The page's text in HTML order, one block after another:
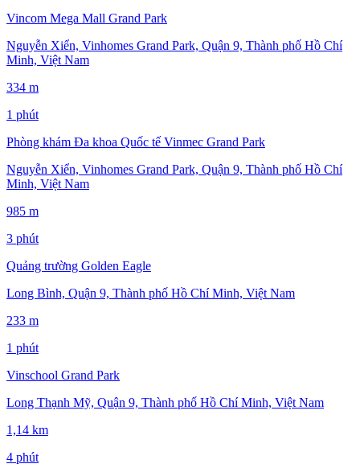
Vincom Mega Mall Grand Park
Nguyễn Xiển, Vinhomes Grand Park, Quận 9, Thành phố Hồ Chí
Minh, Việt Nam
334 m
1 phút
Phòng khám Đa khoa Quốc tế Vinmec Grand Park
Nguyễn Xiển, Vinhomes Grand Park, Quận 9, Thành phố Hồ Chí
Minh, Việt Nam
985 m
3 phút
Quảng trường Golden Eagle
Long Bình, Quận 9, Thành phố Hồ Chí Minh, Việt Nam
233 m
1 phút
Vinschool Grand Park
Long Thạnh Mỹ, Quận 9, Thành phố Hồ Chí Minh, Việt Nam
1,14 km
4 phút